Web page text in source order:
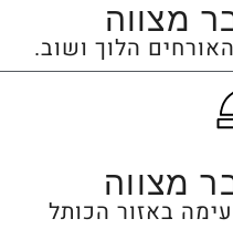
מצווה
הלוך ושוב.
מצווה
באזור הכותל